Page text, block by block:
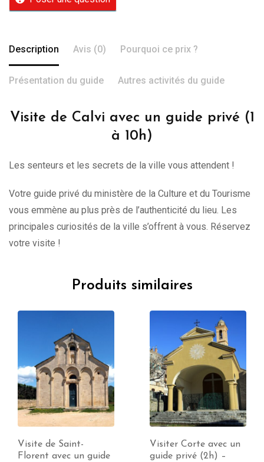
Description Avis (0) Pourquoi ce prix ?
Présentation du guide Autres activités du guide
Visite de Calvi avec un guide privé (1
à 10h)
Les senteurs et les secrets de la ville vous attendent !
Votre guide privé du ministère de la Culture et du Tourisme
vous emmène au plus près de l’authenticité du lieu. Les
principales curiosités de la ville s’offrent à vous. Réservez
votre visite !
Produits similaires
Visiter Corte avec un
guide privé (2h) –
Visiter Saint-Florent
avec un guide privé